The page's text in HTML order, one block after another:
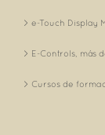
e-Touch Display
E-Controls, más
Cursos de